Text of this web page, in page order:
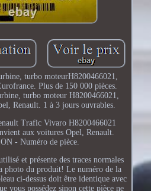
turbo moteurH8200466021,
Plus de 150 000 pièces.
turbo moteur H8200466021,
Renault. 1 à 3 jours ouvrables.
Trafic Vivaro H8200466021
aux voitures Opel, Renault.
- Numéro de pièce.
et présente des traces normales
du produit! Le numéro de la
ci-dessus doit être identique avec
vous possédez sinon cette pièce ne